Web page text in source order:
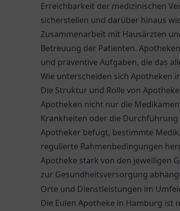
Erreichbarkeit der medizinischen
sicherstellen und darüber hinaus
Zusammenarbeit mit Hausärzten
Betreuung der Patienten.
und präventive Aufgaben, die das
Wie unterscheiden sich Apotheken
Die Struktur und Rolle von
Apotheken nicht nur die
Krankheiten oder die
Apotheker befugt, bestimmte
regulierte Rahmenbedingungen
Apotheke stark von den jeweiligen
zur Gesundheitsversorgung
Orte und Dienstleistungen im
Die Eulen Apotheke in Hamburg